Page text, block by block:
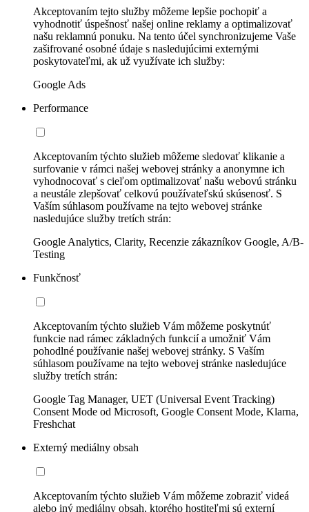
Akceptovaním tejto služby môžeme lepšie pochopiť a
vyhodnotiť úspešnosť našej online reklamy a optimalizovať
našu reklamnú ponuku. Na tento účel synchronizujeme Vaše
zašifrované osobné údaje s nasledujúcimi externými
poskytovateľmi, ak už využívate ich služby:
Google Ads
Performance
Akceptovaním týchto služieb môžeme sledovať klikanie a
surfovanie v rámci našej webovej stránky a anonymne ich
vyhodnocovať s cieľom optimalizovať našu webovú stránku
a neustále zlepšovať celkovú používateľskú skúsenosť. S
Vaším súhlasom používame na tejto webovej stránke
nasledujúce služby tretích strán:
Google Analytics, Clarity, Recenzie zákazníkov Google, A/B-
Testing
Funkčnosť
Akceptovaním týchto služieb Vám môžeme poskytnúť
funkcie nad rámec základných funkcií a umožniť Vám
pohodlné používanie našej webovej stránky. S Vaším
súhlasom používame na tejto webovej stránke nasledujúce
služby tretích strán:
Google Tag Manager, UET (Universal Event Tracking)
Consent Mode od Microsoft, Google Consent Mode, Klarna,
Freshchat
Externý mediálny obsah
Akceptovaním týchto služieb Vám môžeme zobraziť videá
alebo iný mediálny obsah, ktorého hostiteľmi sú externí